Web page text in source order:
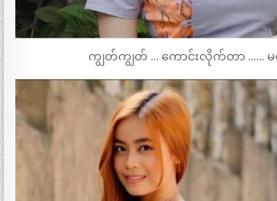
ကျွတ်ကျွတ် … ကောင်းလိုက်တာ …… မရ